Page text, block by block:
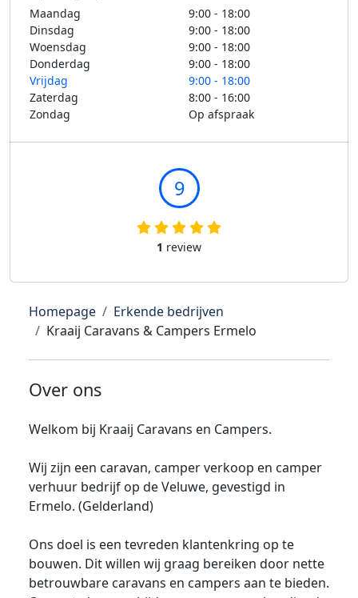
Maandag
9:00 - 18:00
Dinsdag
9:00 - 18:00
Woensdag
9:00 - 18:00
Donderdag
9:00 - 18:00
Vrijdag
9:00 - 18:00
Zaterdag
8:00 - 16:00
Zondag
Op afspraak
9
1 review
Homepage
Erkende bedrijven
Kraaij Caravans & Campers Ermelo
Over ons
Welkom bij Kraaij Caravans en Campers.
Wij zijn een caravan, camper verkoop en camper
verhuur bedrijf op de Veluwe, gevestigd in
Ermelo. (Gelderland)
Ons doel is een tevreden klantenkring op te
bouwen. Dit willen wij graag bereiken door nette
betrouwbare caravans en campers aan te bieden.